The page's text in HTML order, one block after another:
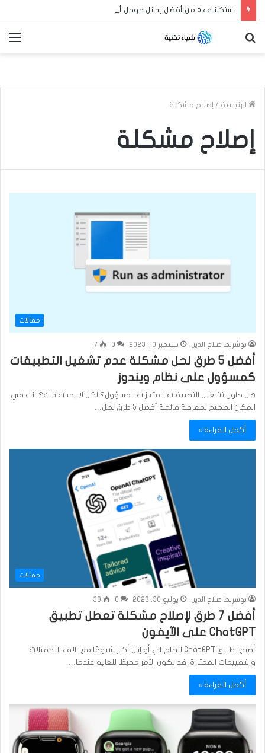
الرئيسية / إصلاح مشكلة
إصلاح مشكلة
مقالات
بوشريط صلاح الدين سبتمبر 10, 2023 0
17
أفضل 5 طرق لحل مشكلة عدم تشغيل التطبيقات
كمسؤول على نظام ويندوز
هل حاول تشغيل التطبيقات بامتيازات المسؤول؟ لكن لا يحدث ذلك؟ أنت في
المكان الصحيح لمعرفة قائمة أفضل 5 طرق لحل…
أكمل القراءة »
مقالات
بوشريط صلاح الدين يوليو 30, 2023 0
38
أفضل 7 طرق لإصلاح مشكلة تعطل تطبيق
ChatGPT على الآيفون
أصبح تطبيق ChatGPT لنظام آي أو إس أكثر شيوعًا مع آلاف التحميلات
والتقييمات الممتازة، قد يكون الأمر محبطًا للغاية عندما…
أكمل القراءة »